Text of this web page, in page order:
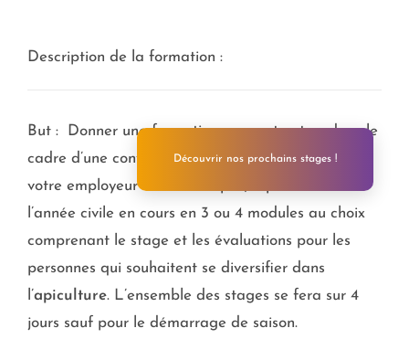
Découvrir nos prochains stages !
Description de la formation :
But : Donner une formation pouvant entrer dans le
cadre d’une convention pour un financement par
votre employeur ou Pôle Emploi, répartie sur
l’année civile en cours en 3 ou 4 modules au choix
comprenant le stage et les évaluations pour les
personnes qui souhaitent se diversifier dans
l’apiculture. L’ensemble des stages se fera sur 4
jours sauf pour le démarrage de saison.